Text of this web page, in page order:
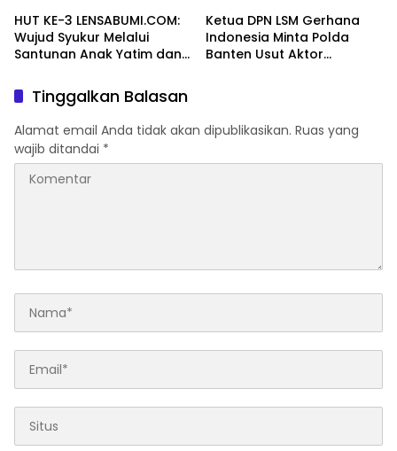
HUT KE-3 LENSABUMI.COM:
Wujud Syukur Melalui
Santunan Anak Yatim dan
Kapasitas Jurnalistik
Ketua DPN LSM Gerhana
Indonesia Minta Polda
Banten Usut Aktor
Tinggalkan Balasan
Alamat email Anda tidak akan dipublikasikan. Ruas yang
wajib ditandai *